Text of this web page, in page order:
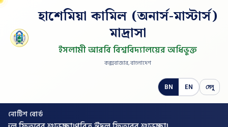
হাশেমিয়া কামিল (অনার্স-মাস্টার্স)
মাদ্রাসা
ইসলামী আরবি বিশ্ববিদ্যালয়ের অধিভুক্ত
কক্সবাজার, বাংলাদেশ
BN EN মেনু
নোটিশ বোর্ড